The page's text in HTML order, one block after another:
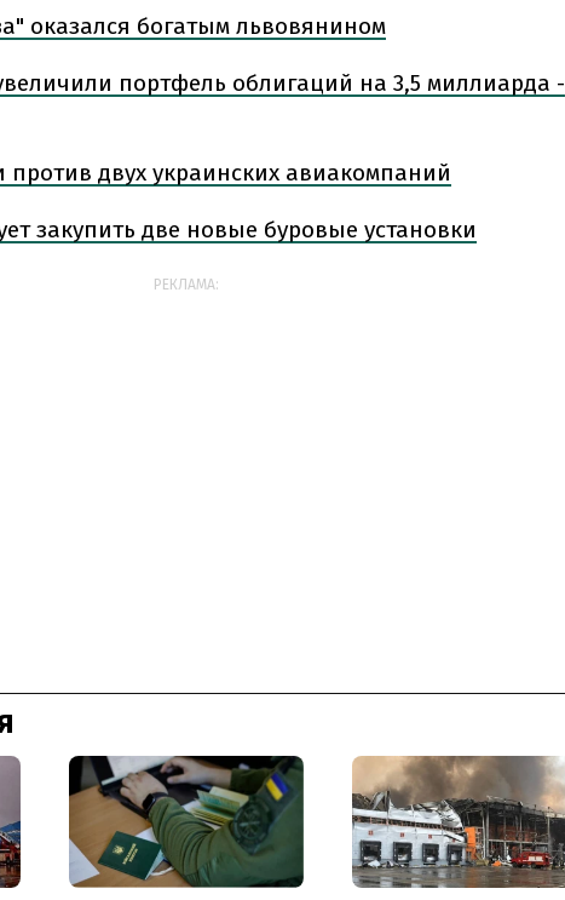
оказался богатым львовянином
портфель облигаций на 3,5 миллиарда -
двух украинских авиакомпаний
закупить две новые буровые установки
РЕКЛАМА: